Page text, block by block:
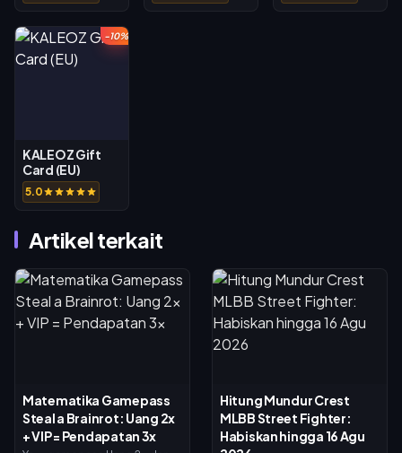
-10%
KALEOZ Gift
Card (EU)
5.0
Artikel terkait
Matematika Gamepass
Steal a Brainrot: Uang 2x
+ VIP = Pendapatan 3x
Hitung Mundur Crest
MLBB Street Fighter:
Habiskan hingga 16 Agu